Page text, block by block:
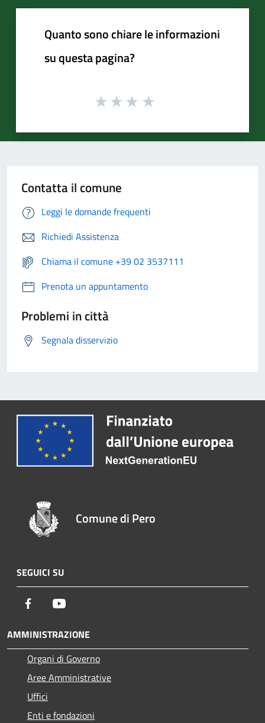
Quanto sono chiare le informazioni
su questa pagina?
Contatta il comune
Leggi le domande frequenti
Richiedi Assistenza
Chiama il comune +39 02 3537111
Prenota un appuntamento
Problemi in città
Segnala disservizio
Comune di Pero
SEGUICI SU
Facebook
AMMINISTRAZIONE
Organi di Governo
Aree Amministrative
Uffici
Enti e fondazioni